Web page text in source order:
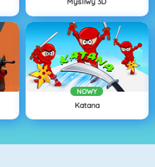
NOWY
Katana